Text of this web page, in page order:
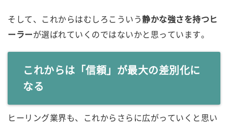
そして、これからはむしろこういう静かな強さを持つヒ
ーラーが選ばれていくのではないかと思っています。
これからは「信頼」が最大の差別化に
なる
ヒーリング業界も、これからさらに広がっていくと思い